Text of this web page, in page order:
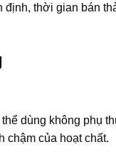
thời gian bán
dùng không phụ
chậm của hoạt chất.